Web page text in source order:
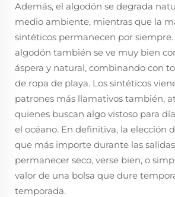
Además, el algodón se degrada
medio ambiente, mientras que la
sintéticos permanecen por
algodón también se ve muy bien
áspera y natural, combinando con
de ropa de playa. Los sintéticos
patrones más llamativos también,
quienes buscan algo vistoso para
el océano. En definitiva, la elección
que más importe durante las salidas
permanecer seco, verse bien, o
valor de una bolsa que dure
temporada.